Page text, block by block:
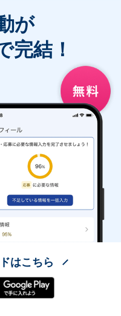
が
完結！
はこちら